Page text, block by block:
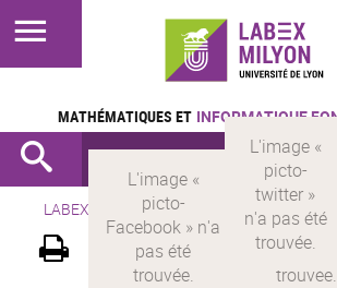
MATHÉMATIQUES ET INFORMATIQUE
LABEX > LABEX MILYON